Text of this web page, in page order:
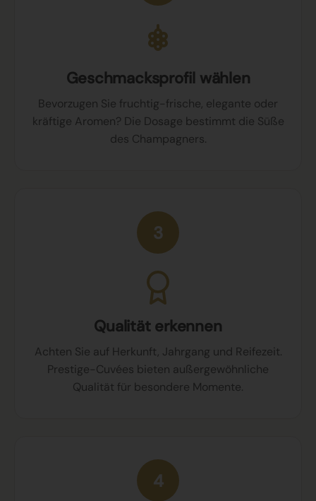
Geschmacksprofil wählen
Bevorzugen Sie fruchtig-frische, elegante oder
kräftige Aromen? Die Dosage bestimmt die Süße
des Champagners.
3
Qualität erkennen
Achten Sie auf Herkunft, Jahrgang und Reifezeit.
Prestige-Cuvées bieten außergewöhnliche
Qualität für besondere Momente.
4